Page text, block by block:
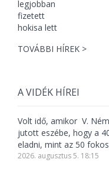
TOVÁBBI HÍREK >
A VIDÉK HÍREI
Volt idő, amikor V.
jutott eszébe, hogy a
eladni, mint az 50
2026. augusztus 5. 18:15